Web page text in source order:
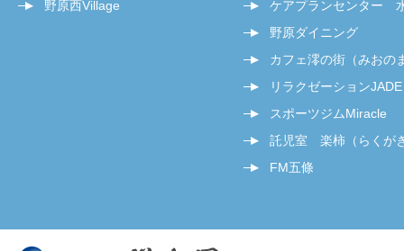
野原西Village
ケアプランセンター
野原ダイニング
カフェ澪の街（みおの
リラクゼーションJADE
スポーツジムMiracle
託児室 楽柿（らくが
FM五條